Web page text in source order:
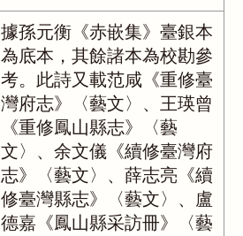
據孫元衡《赤嵌集》臺銀本
為底本，其餘諸本為校勘參
考。此詩又載范咸《重修臺
灣府志》〈藝文〉、王瑛曾
《重修鳳山縣志》〈藝
文〉、余文儀《續修臺灣府
志》〈藝文〉、薛志亮《續
修臺灣縣志》〈藝文〉、盧
德嘉《鳳山縣采訪冊》〈藝